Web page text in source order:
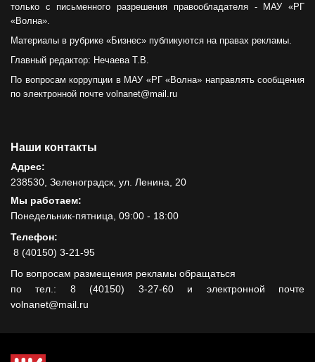
только с письменного разрешения правообладателя - МАУ «РГ
«Волна».
Материалы в рубрике «Бизнес» публикуются на правах рекламы.
Главный редактор: Нечаева Т.В.
По вопросам коррупции в МАУ «РГ «Волна» направлять сообщения
по электронной почте volnanet@mail.ru
Наши контакты
Адрес:
238530, Зеленоградск, ул. Ленина, 20
Мы работаем:
Понедельник-пятница, 09:00 - 18:00
Телефон:
8 (40150) 3-21-95
По вопросам размещения рекламы обращаться
по тел.: 8 (40150) 3-27-60 и электронной почте
volnanet@mail.ru